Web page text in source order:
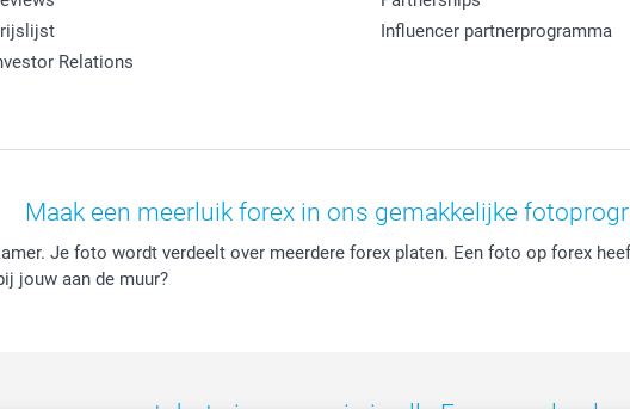
Relations
Influencer partnerprogramma
Maak een meerluik forex in ons gemakkelijke
Je foto wordt verdeelt over meerdere forex platen. Een foto op forex
jouw aan de muur?